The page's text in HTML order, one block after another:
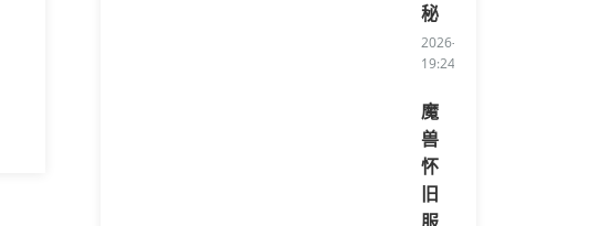
秘
2026-05-10
19:24:36/li>
魔
兽
怀
旧